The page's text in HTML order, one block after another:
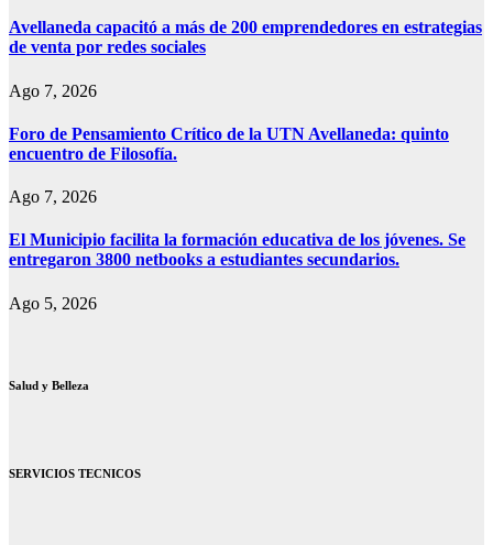
Avellaneda capacitó a más de 200 emprendedores en estrategias
de venta por redes sociales
Ago 7, 2026
Foro de Pensamiento Crítico de la UTN Avellaneda: quinto
encuentro de Filosofía.
Ago 7, 2026
El Municipio facilita la formación educativa de los jóvenes. Se
entregaron 3800 netbooks a estudiantes secundarios.
Ago 5, 2026
Salud y Belleza
SERVICIOS TECNICOS